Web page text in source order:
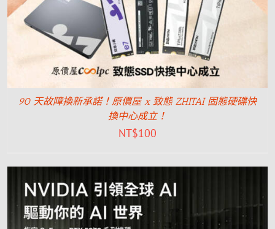
90 天故障換新承諾！原價屋 x 致態 ZHITAI 固態硬碟快
換中心成立！
NT$100